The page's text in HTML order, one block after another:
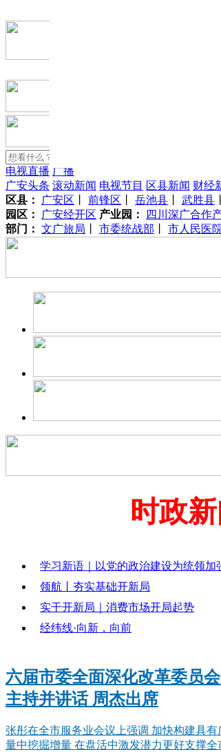
电视直播 广播
广安头条 滚动新闻 电视节目 区县新闻 财经
区县：
广安区 前锋区 岳池县 武胜县
园区：
广安经开区 产业园：
四川深广合作
部门： 文广旅局 市委统战部 市人民医
时政
学习新语｜以党的政治建设为统领加
领航丨夯实基础开新局
实干开新局｜消费市场开局起势
经纬线·向新，向前
六届市委全面深化改革委员
主持并讲话 周杰出席
张彤在全市服务业会议上强调 加快构建具
量中挖掘增量 在盘活中激发潜力更好支撑